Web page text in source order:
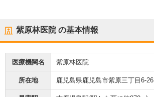
紫原林医院の基本情報
医療機関名 紫原林医院
所在地 鹿児島県鹿児島市紫原三丁目6-26